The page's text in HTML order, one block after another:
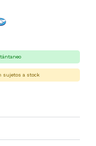
sujetos a stock